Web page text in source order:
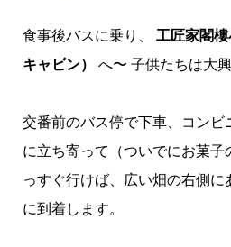
食事後バスに乗り、 工匠家閣
キャビン）
へ〜 子供たちは大興
交番前のバス停で下車、コンビ
に立ち寄って（ついでにお菓子
っすぐ行けば、広い畑の右側に
に到着します。